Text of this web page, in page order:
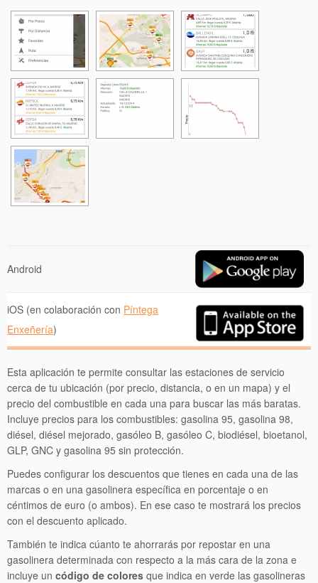
Android
iOS (en colaboración con Píntega
Enxeñería)
Esta aplicación te permite consultar las estaciones de servicio
cerca de tu ubicación (por precio, distancia, o en un mapa) y el
precio del combustible en cada una para buscar las más baratas.
Incluye precios para los combustibles: gasolina 95, gasolina 98,
diésel, diésel mejorado, gasóleo B, gasóleo C, biodiésel, bioetanol,
GLP, GNC y gasolina 95 sin protección.
Puedes configurar los descuentos que tienes en cada una de las
marcas o en una gasolinera específica en porcentaje o en
céntimos de euro (o ambos). En ese caso te mostrará los precios
con el descuento aplicado.
También te indica cúanto te ahorrarás por repostar en una
gasolinera determinada con respecto a la más cara de la zona e
incluye un código de colores que indica en verde las gasolineras